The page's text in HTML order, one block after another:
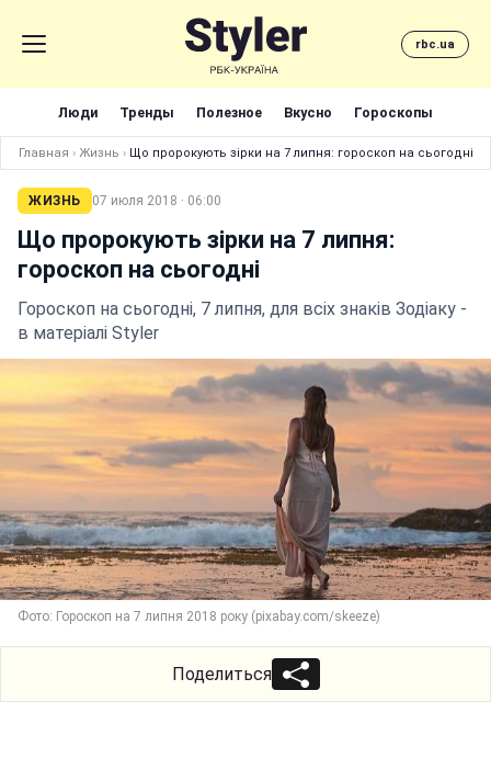
rbc.ua
Люди Тренды Полезное Вкусно Гороскопы
Главная › Жизнь › Що пророкують зірки на 7 липня: гороскоп на сьогодні
ЖИЗНЬ 07 июля 2018 · 06:00
Що пророкують зірки на 7 липня:
гороскоп на сьогодні
Гороскоп на сьогодні, 7 липня, для всіх знаків Зодіаку -
в матеріалі Styler
Фото: Гороскоп на 7 липня 2018 року (pixabay.com/skeeze)
Поделиться